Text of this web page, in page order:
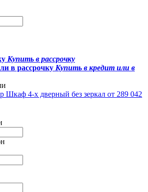
Купить в рассрочку
в рассрочку Купить в кредит или в
Шкаф 4-х дверный без зеркал от 289 042